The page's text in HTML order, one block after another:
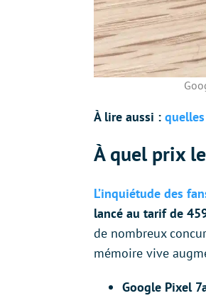
À lire aussi :
À quel prix
L’inquiétude des
lancé au tarif de
de nombreux
mémoire vive
Google Pixel